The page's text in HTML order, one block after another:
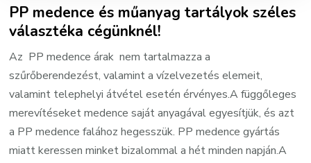
PP medence és műanyag tartályok széles
választéka cégünknél!
Az PP medence árak nem tartalmazza a
szűrőberendezést, valamint a vízelvezetés elemeit,
valamint telephelyi átvétel esetén érvényes.A függőleges
merevítéseket medence saját anyagával egyesítjük, és azt
a PP medence falához hegesszük. PP medence gyártás
miatt keressen minket bizalommal a hét minden napján.A